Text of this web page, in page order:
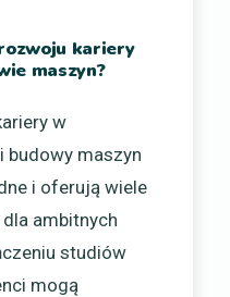
kariery
maszyn?
w
budowy maszyn
i oferują wiele
ambitnych
studiów
mogą